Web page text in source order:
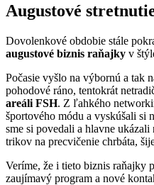
Augustové
Dovolenkové obdobie stále
augustové biznis raňajky v
Počasie vyšlo na výbornú a tak
pohodové ráno, tentokrát
areáli FSH. Z ľahkého
športového módu a vyskúšali si
sme si povedali a hlavne
trikov na precvičenie chrbáta,
Veríme, že i tieto biznis raňajky
zaujímavý program a nové